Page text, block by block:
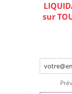
sur